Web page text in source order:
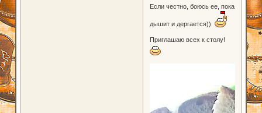
Если честно, боюсь ее, пока
дышит и дергается))
Приглашаю всех к столу!